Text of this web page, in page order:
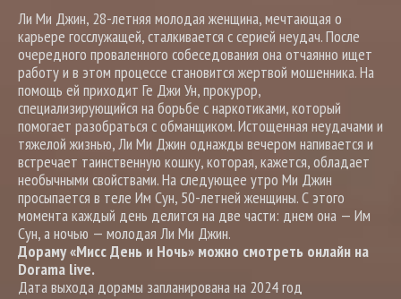
Ли Ми Джин, 28-летняя молодая женщина, мечтающая о
карьере госслужащей, сталкивается с серией неудач. После
очередного проваленного собеседования она отчаянно ищет
работу и в этом процессе становится жертвой мошенника. На
помощь ей приходит Ге Джи Ун, прокурор,
специализирующийся на борьбе с наркотиками, который
помогает разобраться с обманщиком. Истощенная неудачами и
тяжелой жизнью, Ли Ми Джин однажды вечером напивается и
встречает таинственную кошку, которая, кажется, обладает
необычными свойствами. На следующее утро Ми Джин
просыпается в теле Им Сун, 50-летней женщины. С этого
момента каждый день делится на две части: днем она — Им
Сун, а ночью — молодая Ли Ми Джин.
Дораму «Мисс День и Ночь» можно смотреть онлайн на
Dorama live.
Дата выхода дорамы запланирована на 2024 год